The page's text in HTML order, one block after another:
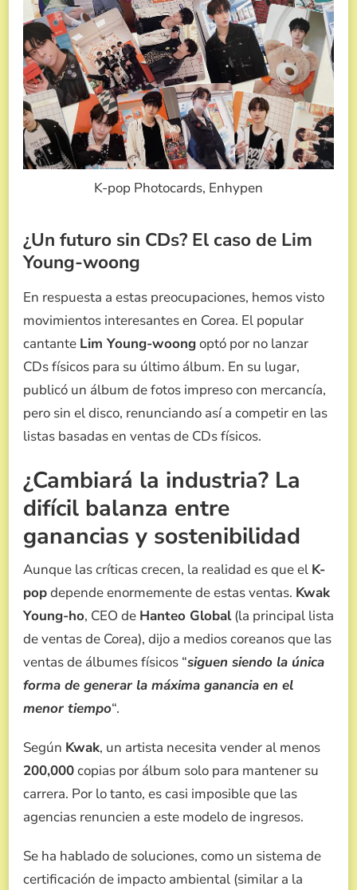
K-pop Photocards, Enhypen
¿Un futuro sin CDs? El caso de Lim
Young-woong
En respuesta a estas preocupaciones, hemos visto
movimientos interesantes en Corea. El popular
cantante Lim Young-woongoptó por no lanzar
CDs físicos para su último álbum. En su lugar,
publicó un álbum de fotos impreso con mercancía,
pero sin el disco, renunciando así a competir en las
listas basadas en ventas de CDs físicos.
¿Cambiará la industria? La
difícil balanza entre
ganancias y sostenibilidad
Aunque las críticas crecen, la realidad es que el K-
popdepende enormemente de estas ventas. Kwak
Young-ho, CEO de Hanteo Global(la principal lista
de ventas de Corea), dijo a medios coreanos que las
ventas de álbumes físicos “siguen siendo la única
forma de generar la máxima ganancia en el
menor tiempo“.
Según Kwak, un artista necesita vender al menos
200,000copias por álbum solo para mantener su
carrera. Por lo tanto, es casi imposible que las
agencias renuncien a este modelo de ingresos.
Se ha hablado de soluciones, como un sistema de
certificación de impacto ambiental (similar a la